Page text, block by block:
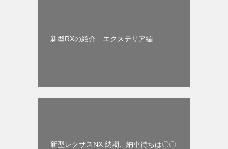
新型RXの紹介 エクステリア編
新型レクサスNX 納期、納車待ちは〇〇